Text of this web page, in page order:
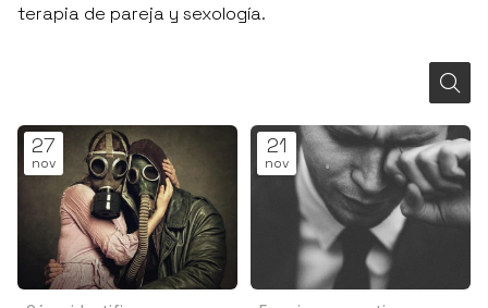
terapia de pareja y sexología.
27
nov
21
nov